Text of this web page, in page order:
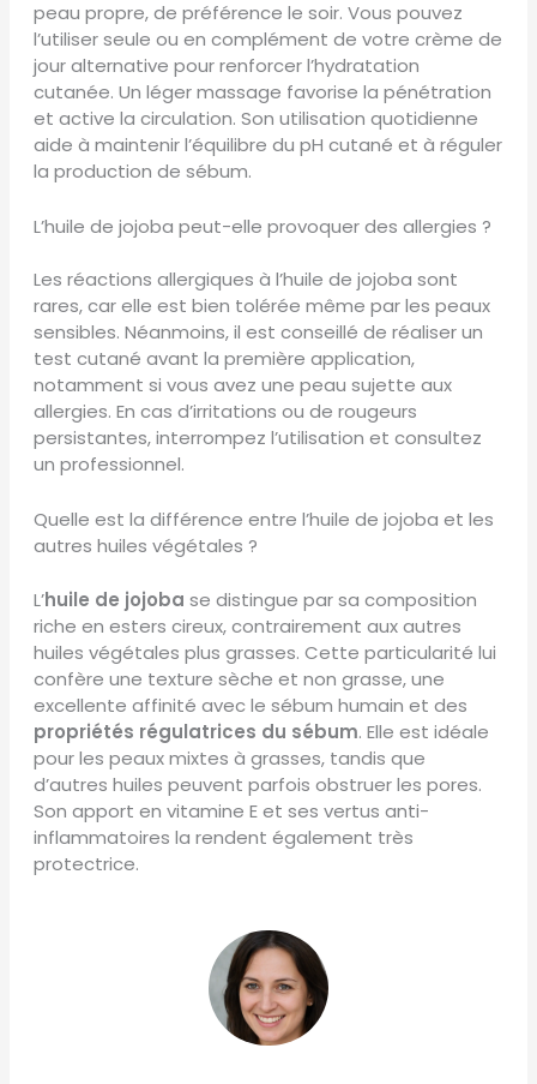
peau propre, de préférence le soir. Vous pouvez
l’utiliser seule ou en complément de votre crème de
jour alternative pour renforcer l’hydratation
cutanée. Un léger massage favorise la pénétration
et active la circulation. Son utilisation quotidienne
aide à maintenir l’équilibre du pH cutané et à réguler
la production de sébum.
L’huile de jojoba peut-elle provoquer des allergies ?
Les réactions allergiques à l’huile de jojoba sont
rares, car elle est bien tolérée même par les peaux
sensibles. Néanmoins, il est conseillé de réaliser un
test cutané avant la première application,
notamment si vous avez une peau sujette aux
allergies. En cas d’irritations ou de rougeurs
persistantes, interrompez l’utilisation et consultez
un professionnel.
Quelle est la différence entre l’huile de jojoba et les
autres huiles végétales ?
L’huile de jojoba se distingue par sa composition
riche en esters cireux, contrairement aux autres
huiles végétales plus grasses. Cette particularité lui
confère une texture sèche et non grasse, une
excellente affinité avec le sébum humain et des
propriétés régulatrices du sébum. Elle est idéale
pour les peaux mixtes à grasses, tandis que
d’autres huiles peuvent parfois obstruer les pores.
Son apport en vitamine E et ses vertus anti-
inflammatoires la rendent également très
protectrice.